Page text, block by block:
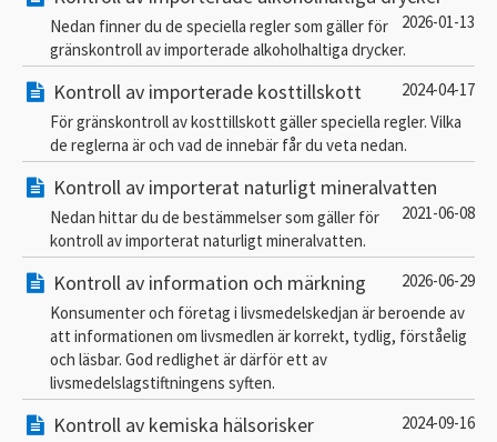
2026-01-13
Nedan finner du de speciella regler som gäller för
gränskontroll av importerade alkoholhaltiga drycker.
Kontroll av importerade kosttillskott
2024-04-17
För gränskontroll av kosttillskott gäller speciella regler. Vilka
de reglerna är och vad de innebär får du veta nedan.
Kontroll av importerat naturligt mineralvatten
2021-06-08
Nedan hittar du de bestämmelser som gäller för
kontroll av importerat naturligt mineralvatten.
Kontroll av information och märkning
2026-06-29
Konsumenter och företag i livsmedelskedjan är beroende av
att informationen om livsmedlen är korrekt, tydlig, förståelig
och läsbar. God redlighet är därför ett av
livsmedelslagstiftningens syften.
Kontroll av kemiska hälsorisker
2024-09-16